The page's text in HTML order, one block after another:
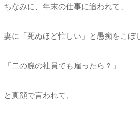
ちなみに、年末の仕事に追われて、
妻に「死ぬほど忙しい」と愚痴をこぼ
「二の腕の社員でも雇ったら？」
と真顔で言われて、